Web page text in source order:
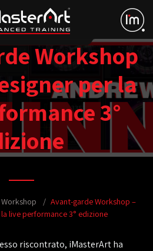
Workshop
per la
3°
Avant-garde Workshop –
live performance 3° edizione
riscontrato, iMasterArt ha